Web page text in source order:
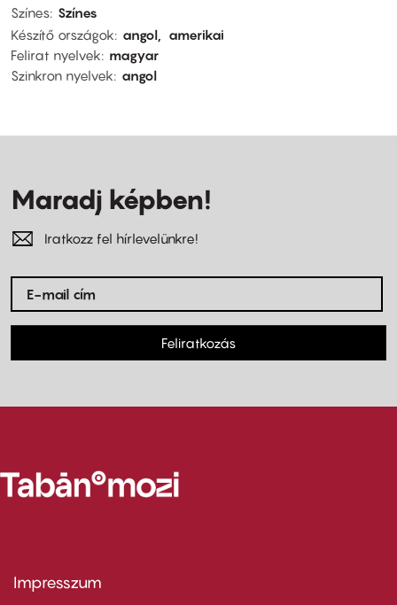
Színes Színes
Készítő országok
angol
amerikai
Felirat nyelvek
magyar
Szinkron nyelvek
angol
Maradj képben!
Iratkozz fel hírlevelünkre!
Feliratkozás
Footer
Impresszum